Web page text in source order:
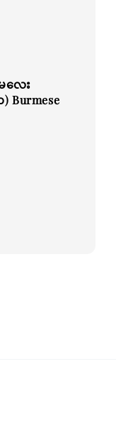
လေး
Burmese